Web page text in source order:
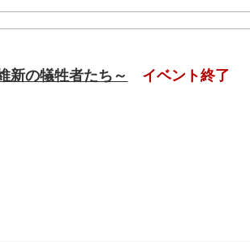
新の犠牲者たち～ イベント終了